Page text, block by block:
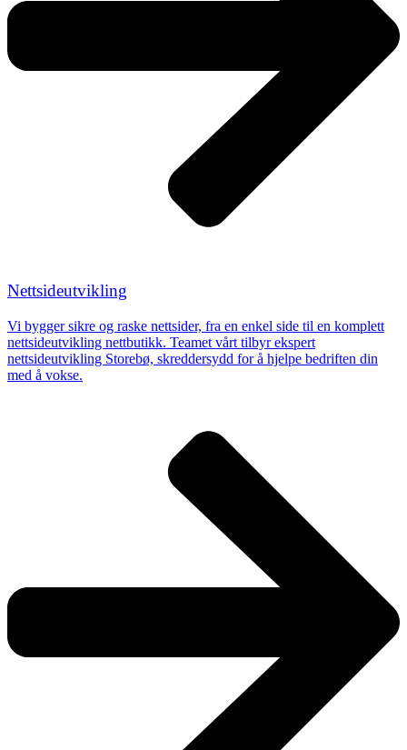
Nettsideutvikling
Vi bygger sikre og raske nettsider, fra en enkel side til en komplett
nettsideutvikling nettbutikk. Teamet vårt tilbyr ekspert
nettsideutvikling Storebø, skreddersydd for å hjelpe bedriften din
med å vokse.